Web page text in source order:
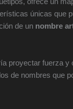
únicas que
de un nombre
proyectar fuerza y
de nombres que